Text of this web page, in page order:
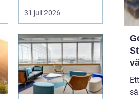
31 juli 2026